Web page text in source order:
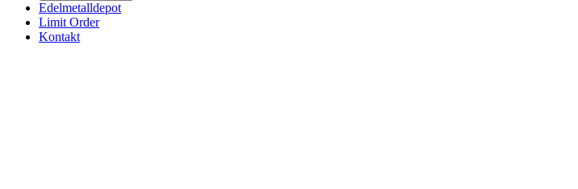
Edelmetalldepot
Limit Order
Kontakt